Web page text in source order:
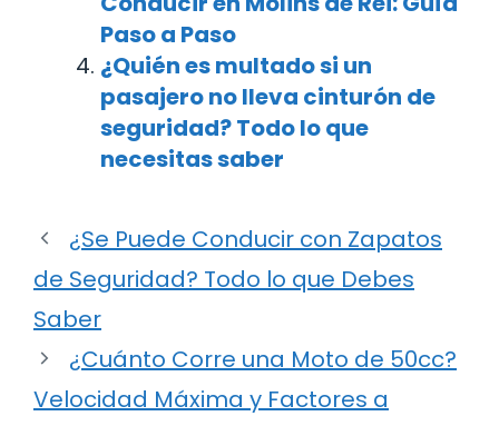
Paso a Paso
¿Quién es multado si un
pasajero no lleva cinturón de
seguridad? Todo lo que
necesitas saber
¿Se Puede Conducir con Zapatos
de Seguridad? Todo lo que Debes
Saber
¿Cuánto Corre una Moto de 50cc?
Velocidad Máxima y Factores a